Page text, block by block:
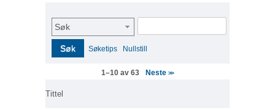
Søk
Søk Søketips Nullstill
1–10 av 63 Neste>>
Tittel